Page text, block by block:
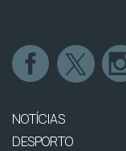
NOTÍCIAS
DESPORTO